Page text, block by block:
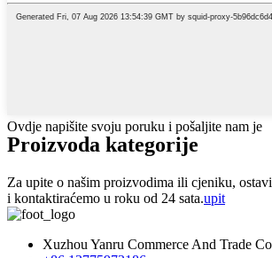
Ovdje napišite svoju poruku i pošaljite nam je
Proizvoda kategorije
Za upite o našim proizvodima ili cjeniku,
i kontaktiraćemo u roku od 24 sata.upit
Xuzhou Yanru Commerce And Trade